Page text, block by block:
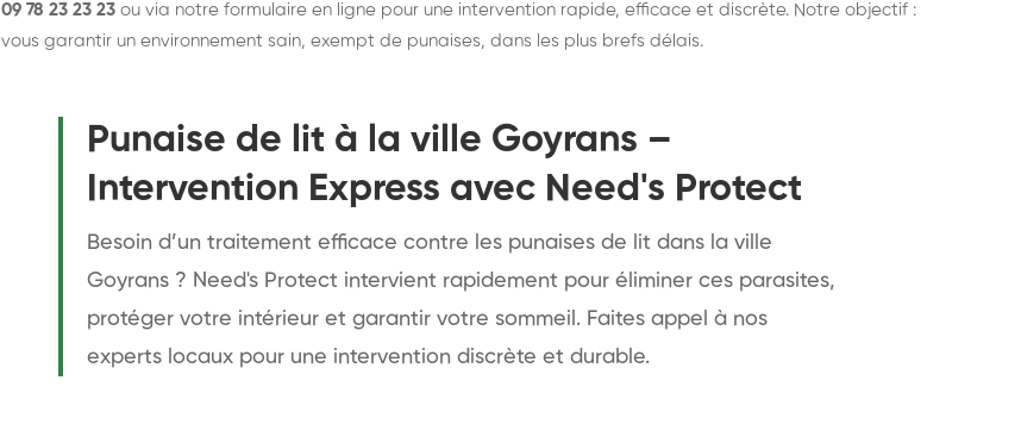
09 78 23 23 23 ou via notre formulaire en ligne pour une intervention rapide, efficace et discrète. Notre objectif :
vous garantir un environnement sain, exempt de punaises, dans les plus brefs délais.
Punaise de lit à la ville Goyrans –
Intervention Express avec Need's Protect
Besoin d’un traitement efficace contre les punaises de lit dans la ville
Goyrans ? Need's Protect intervient rapidement pour éliminer ces parasites,
protéger votre intérieur et garantir votre sommeil. Faites appel à nos
experts locaux pour une intervention discrète et durable.